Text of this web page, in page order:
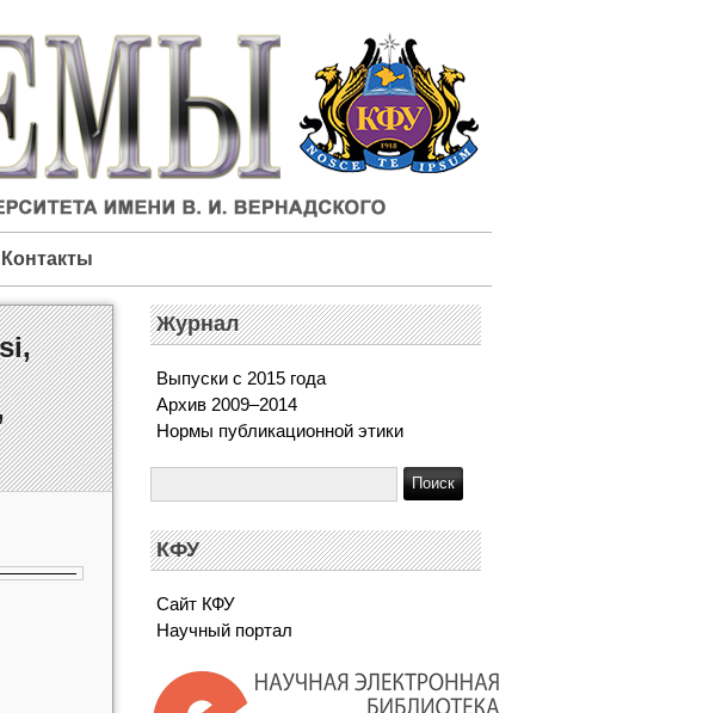
Контакты
Журнал
Выпуски с 2015 года
Архив 2009–2014
Нормы публикационной этики
КФУ
Сайт КФУ
Научный портал